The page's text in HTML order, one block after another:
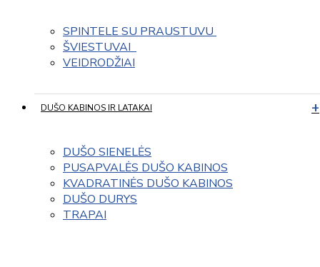
SPINTELE SU PRAUSTUVU
ŠVIESTUVAI
VEIDRODŽIAI
DUŠO KABINOS IR LATAKAI
DUŠO SIENELĖS
PUSAPVALĖS DUŠO KABINOS
KVADRATINĖS DUŠO KABINOS
DUŠO DURYS
TRAPAI